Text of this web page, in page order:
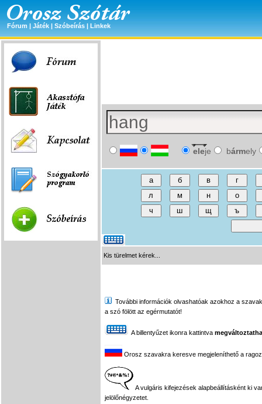
Fórum | Játék | Szóbeírás | Linkek
eleje bármely
Kis türelmet kérek...
További információk olvashatóak azokhoz a
a szó fölött az egérmutatót!
A billentyűzet ikonra kattintva
Orosz szavakra keresve megjeleníthető a
A vulgáris kifejezések alapbeállításként ki
jelölőnégyzetet.